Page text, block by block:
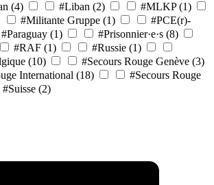
(4) #Liban (2) #MLKP (1)
#Militante Gruppe (1)
#PCE(r)-
#Paraguay (1) #Prisonnier·e·s (8)
#RAF (1) #Russie (1)
(10) #Secours Rouge Genève (3)
International (18)
#Secours Rouge
#Suisse (2)